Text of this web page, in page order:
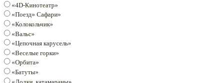
«4D-Кинотеатр»
«Поезд» Сафари»
«Колокольчик»
«Вальс»
«Цепочная карусель»
«Веселые горки»
«Орбита»
«Батуты»